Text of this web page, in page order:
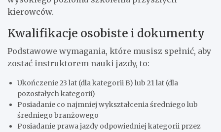
kierowców.
Kwalifikacje osobiste i dokumenty
Podstawowe wymagania, które musisz spełnić, aby
zostać instruktorem nauki jazdy, to:
Ukończenie 23 lat (dla kategorii B) lub 21 lat (dla
pozostałych kategorii)
Posiadanie co najmniej wykształcenia średniego lub
średniego branżowego
Posiadanie prawa jazdy odpowiedniej kategorii przez